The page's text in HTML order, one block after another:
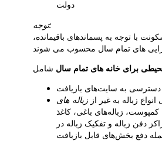
دولت
توجه:
با توجه به پسماندهای باقیمانده،
برای خانه های تمام سال
دسترسی به سایت‌های بازیافت
زباله به غیر از زباله های
زباله‌های باغی، کاغذ
دفن زباله و تفکیک زباله در